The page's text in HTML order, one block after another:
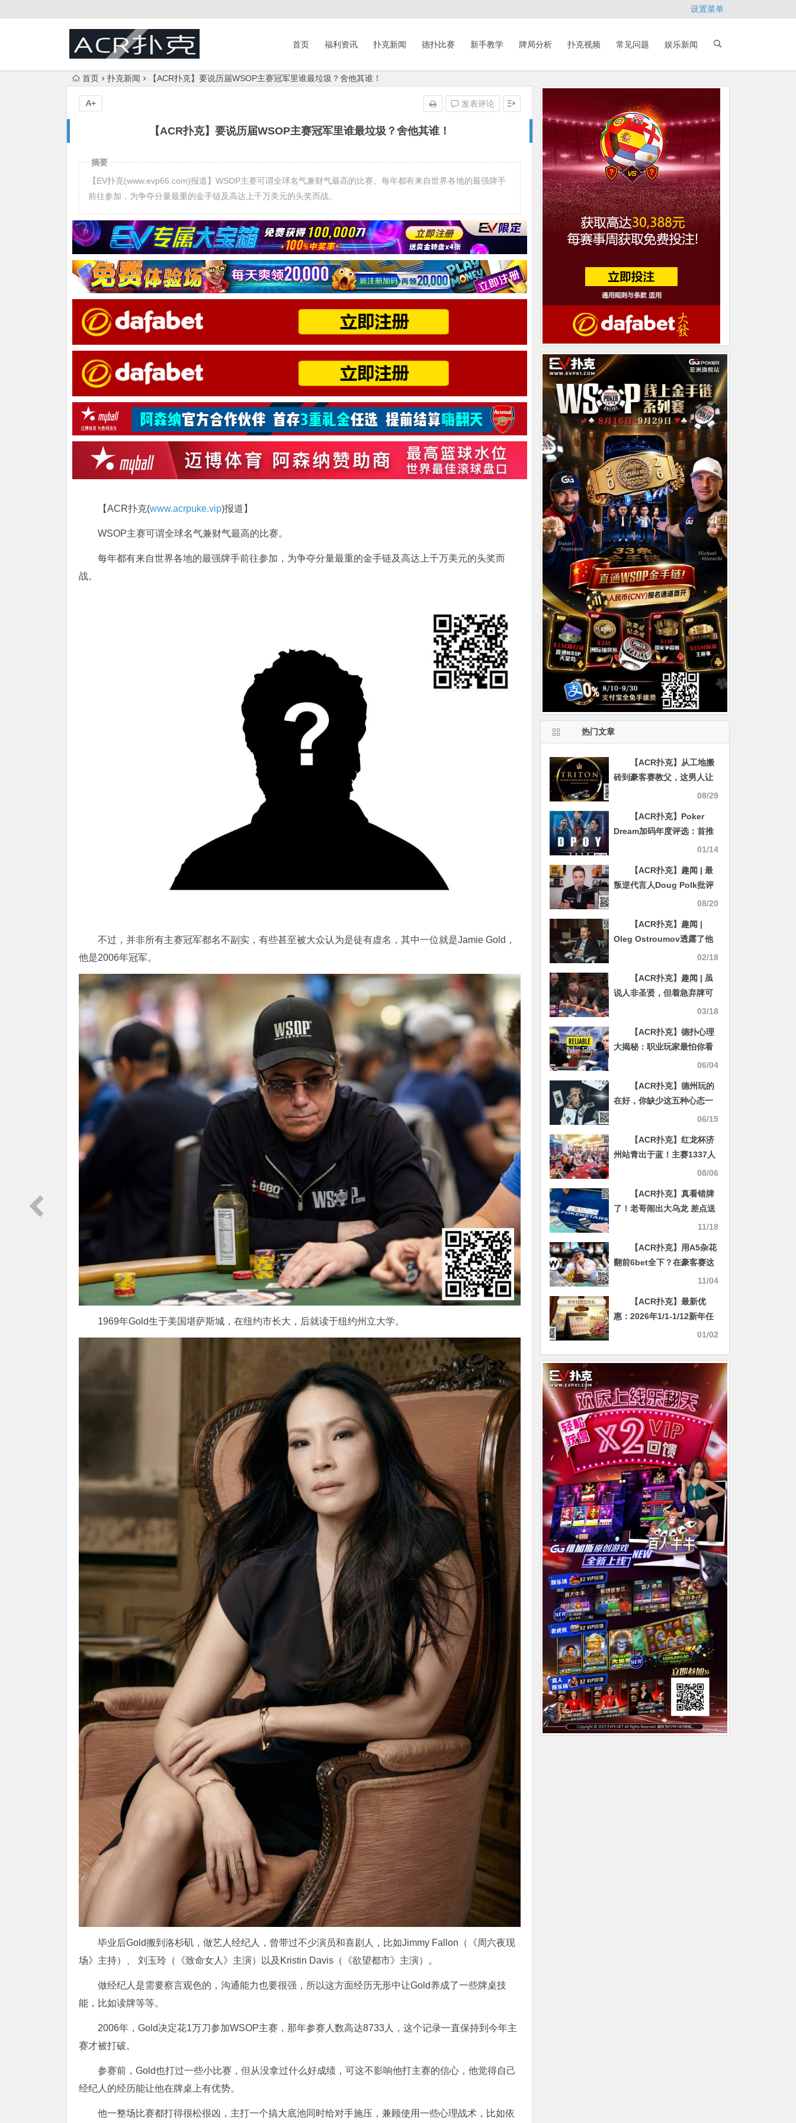
设置菜单
首页 福利资讯 扑克新闻 德扑比赛 新手教学 牌局分析 扑克视频 常见问题 娱乐新闻
首页 扑克新闻 【ACR扑克】要说历届WSOP主赛冠军里谁最垃圾？舍他其谁！
【ACR扑克】要说历届WSOP主赛冠军里谁最垃圾？舍他其谁！
发表评论
A+
摘要
【EV扑克(www.evp66.com)报道】WSOP主赛可谓全球名气兼财气最高的比赛。每年都有来自世界各地的最强牌手
前往参加，为争夺分量最重的金手链及高达上千万美元的头奖而战。
【ACR扑克(www.acrpuke.vip)报道】
WSOP主赛可谓全球名气兼财气最高的比赛。
每年都有来自世界各地的最强牌手前往参加，为争夺分量最重的金手链及高达上千万美元的头奖而
战。
不过，并非所有主赛冠军都名不副实，有些甚至被大众认为是徒有虚名，其中一位就是Jamie Gold，
他是2006年冠军。
1969年Gold生于美国堪萨斯城，在纽约市长大，后就读于纽约州立大学。
毕业后Gold搬到洛杉矶，做艺人经纪人，曾带过不少演员和喜剧人，比如Jimmy Fallon（《周六夜现
场》主持）、 刘玉玲（《致命女人》主演）以及Kristin Davis（《欲望都市》主演）。
做经纪人是需要察言观色的，沟通能力也要很强，所以这方面经历无形中让Gold养成了一些牌桌技
能，比如读牌等等。
2006年，Gold决定花1万刀参加WSOP主赛，那年参赛人数高达8733人，这个记录一直保持到今年主
赛才被打破。
参赛前，Gold也打过一些小比赛，但从没拿过什么好成绩，可这不影响他打主赛的信心，他觉得自己
经纪人的经历能让他在牌桌上有优势。
他一整场比赛都打得很松很凶，主打一个搞大底池同时给对手施压，兼顾使用一些心理战术，比如依
热门文章
【ACR扑克】从工地搬
砖到豪客赛教父，这男人让
08/29
【ACR扑克】Poker
Dream加码年度评选：首推
女性与区域奖项，深化亚洲
01/14
【ACR扑克】趣闻 | 最
叛逆代言人Doug Polk批评
08/20
【ACR扑克】趣闻 |
Oleg Ostroumov透露了他
如何创建第一个扑克解算器
02/18
【ACR扑克】趣闻 | 虽
说人非圣贤，但着急弃牌可
03/18
【ACR扑克】德扑心理
大揭秘：职业玩家最怕你看
06/04
【ACR扑克】德州玩的
在好，你缺少这五种心态一
06/15
【ACR扑克】红龙杯济
州站青出于蓝！主赛1337人
次参赛破往届记录 456人晋
08/06
【ACR扑克】真看错牌
了！老哥闹出大乌龙 差点送
11/18
【ACR扑克】用A5杂花
翻前6bet全下？在豪客赛这
11/04
【ACR扑克】最新优
惠：2026年1/1-1/12新年任
01/02